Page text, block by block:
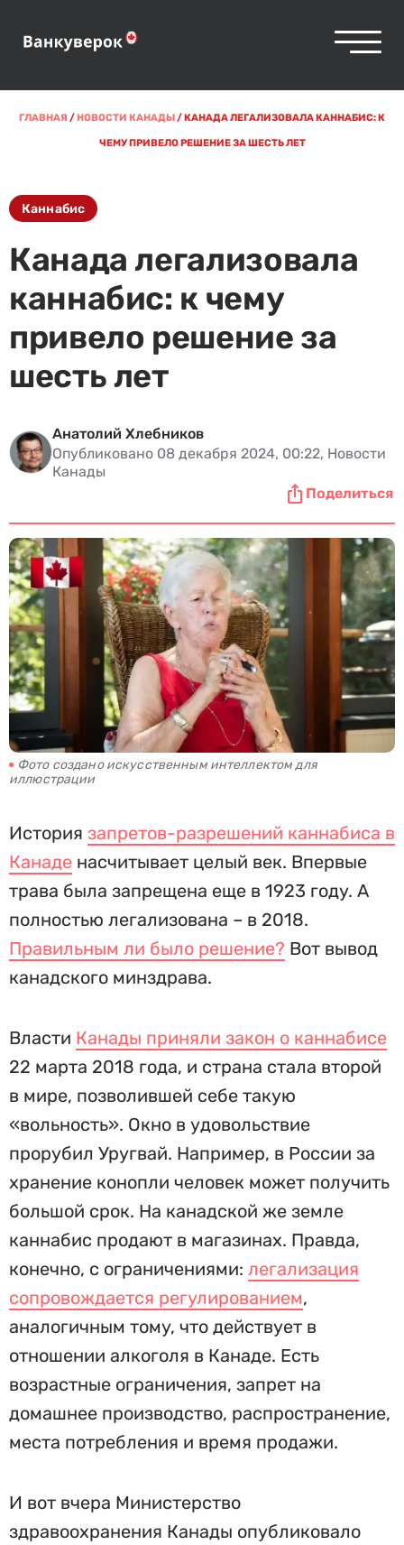
ГЛАВНАЯ /НОВОСТИ КАНАДЫ/КАНАДА ЛЕГАЛИЗОВАЛА КАННАБИС: К
ЧЕМУ ПРИВЕЛО РЕШЕНИЕ ЗА ШЕСТЬ ЛЕТ
Каннабис
Канада легализовала
каннабис: к чему
привело решение за
шесть лет
Анатолий Хлебников
Опубликовано 08 декабря 2024, 00:22, Новости
Канады
Поделиться
Фото создано искусственным интеллектом для
иллюстрации
История запретов-разрешений каннабиса в
Канаде насчитывает целый век. Впервые
трава была запрещена еще в 1923 году. А
полностью легализована – в 2018.
Правильным ли было решение? Вот вывод
канадского минздрава.
Власти Канады приняли закон о каннабисе
22 марта 2018 года, и страна стала второй
в мире, позволившей себе такую
«вольность». Окно в удовольствие
прорубил Уругвай. Например, в России за
хранение конопли человек может получить
большой срок. На канадской же земле
каннабис продают в магазинах. Правда,
конечно, с ограничениями: легализация
сопровождается регулированием,
аналогичным тому, что действует в
отношении алкоголя в Канаде. Есть
возрастные ограничения, запрет на
домашнее производство, распространение,
места потребления и время продажи.
И вот вчера Министерство
здравоохранения Канады опубликовало